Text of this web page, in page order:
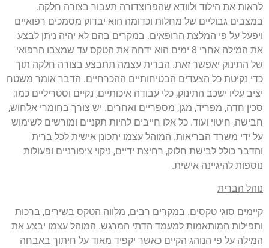
לראות את הילוד ולוודא שהפרוצדורה תעבור בצורה חלקה.
במצבים גבוליים של מחלות וכדומה הוא יבדוק מסמכים רפואיים
ויפעל על פי המלצת הרופאים. במקרים בהם לא יהיה ניתן לבצע
את המילה אחרי 8 ימים הוא ידחה את הטקס עד שמצבו הרפואי
של התינוק יאפשר זאת. הברית עצמה תתבצע בצורה חלקה תוך
כדי נקיטת כל הצעדים הבטיחותיים ההכרחיים. הדבר אומר משטח
יציב עליו ישכב התינוק, כלי עבודה איכותיים, נקיים וסטריליים כמו:
סכין חדה, מפריד, מגן, מספריים ואחרים. יש צורך בחומרי אלחוש,
חבישה, חיטוי ועוד. כל אלו חייבים להיות תקניים ומורשים לשימוש
על ידי משרד הבריאות. המוהל עצמו יתכונן אישית לכל ברית
והדבר כולל לבישת חלוק, רחיצת ידיים, ניקוי ציפורניים ופעולות
נוספות להיגיינה אישית.
נוהל הברית
קיימים סוגי טקסים. במקרים רבים, מלווה הטקס בשירים, ברכות
ותפילות המותאמות למעמד הדתי המרגש. המוהל עצמו יבצע את
המילה על פי הנוהג הקיים כאשר יקפיד מאוד על חיתוך באבחה